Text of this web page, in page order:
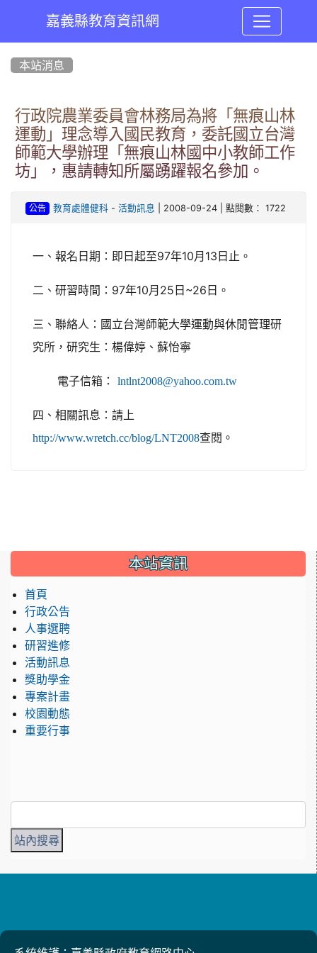
嘉義縣教育資訊網
本站消息
行政院農業委員會林務局為將「無痕山林
運動」理念導入國民教育，委託國立台灣
師範大學辦理「無痕山林國中小教師工作
坊」，惠請轉知所屬踴躍報名參加。
公告 教育處體健科- 活動訊息 | 2008-09-24 | 點閱數： 1722
一、報名日期：即日起至97年10月13日止。
二、研習時間：97年10月25日~26日。
三、聯絡人：國立台灣師範大學運動與休閒管理研
究所，研究生：楊偉婷、蘇怡寧
電子信箱： lntlnt2008@yahoo.com.tw
四、相關訊息：請上
http://www.wretch.cc/blog/LNT2008查閱。
::: 本站資訊
首頁
行政公告
人事選聘
研習進修
活動訊息
獎助學金
專案計畫
校園動態
重要行事